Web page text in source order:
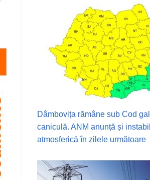
Dâmbovița rămâne sub Cod
caniculă. ANM anunță și
atmosferică în zilele următoare